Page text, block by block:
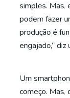
simples. Mas,
podem fazer
produção é
engajado,” diz
Um
começo. Mas,